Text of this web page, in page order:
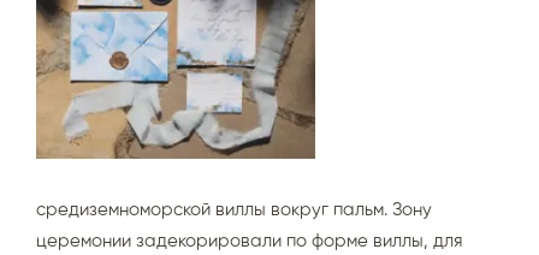
средиземноморской виллы вокруг пальм. Зону
церемонии задекорировали по форме виллы, для